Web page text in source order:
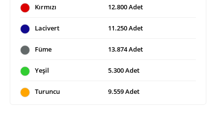
Kırmızı 12.800 Adet
Lacivert 11.250 Adet
Füme 13.874 Adet
Yeşil 5.300 Adet
Turuncu 9.559 Adet